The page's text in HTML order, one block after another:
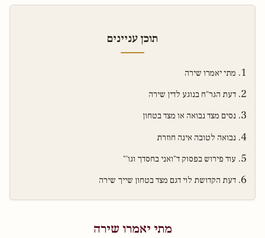
תוכן עניינים
מתי יאמרו שירה
דעת הגר"ח בנוגע לדין שירה
נסים מצד נבואה או מצד בטחון
נבואה לטובה אינה חוזרת
עוד פירוש בפסוק ד"ואני בחסדך וגו'"
דעת הקדושת לוי דגם מצד בטחון שייך שירה
מתי יאמרו שירה